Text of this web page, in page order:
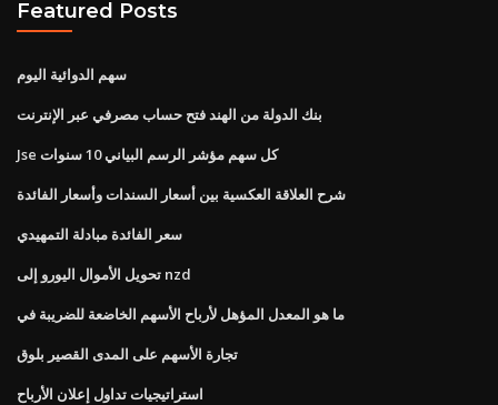
Featured Posts
سهم الدوائية اليوم
بنك الدولة من الهند فتح حساب مصرفي عبر الإنترنت
Jse كل سهم مؤشر الرسم البياني 10 سنوات
شرح العلاقة العكسية بين أسعار السندات وأسعار الفائدة
سعر الفائدة مبادلة التمهيدي
تحويل الأموال اليورو إلى nzd
ما هو المعدل المؤهل لأرباح الأسهم الخاضعة للضريبة في
تجارة الأسهم على المدى القصير بلوق
استراتيجيات تداول إعلان الأرباح